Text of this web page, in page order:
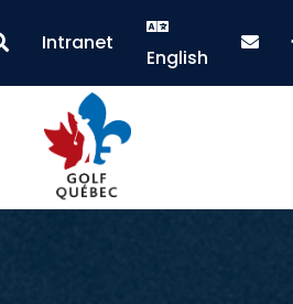
Intranet
English